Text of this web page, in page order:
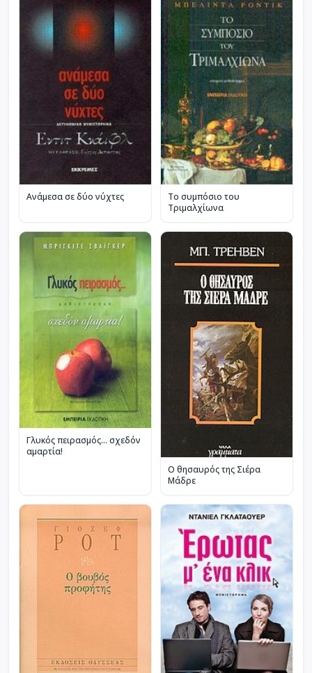
Ανάμεσα σε δύο νύχτες
Το συμπόσιο του
Τριμαλχίωνα
Γλυκός πειρασμός... σχεδόν
αμαρτία!
Ο θησαυρός της Σιέρα
Μάδρε